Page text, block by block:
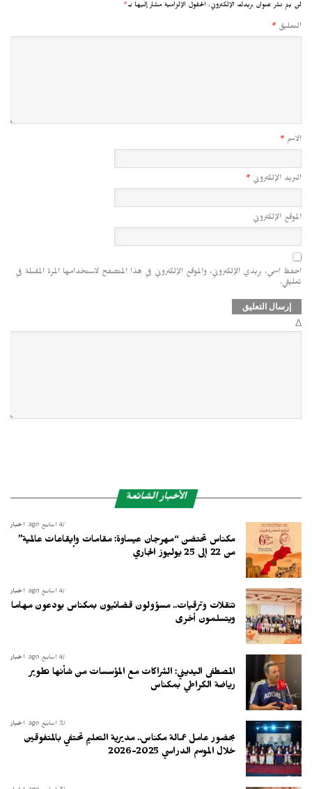
لن يتم نشر عنوان بريدك الإلكتروني. الحقول الإلزامية مشار إليها بـ*
التعليق *
الاسم *
البريد الإلكتروني *
الموقع الإلكتروني
احفظ اسمي، بريدي الإلكتروني، والموقع الإلكتروني في هذا المتصفح لاستخدامها المرة المقبلة في
تعليقي.
Δ
الأخبار الشائعة
أخبار 4 أسابيع ago
مكناس تحتضن “مهرجان عيساوة: مقامات وإيقاعات عالمية”
من 22 إلى 25 يوليوز الجاري
أخبار 4 أسابيع ago
تنقلات وترقيات.. مسؤولون قضائيون بمكناس يودعون مهاما
ويتسلمون أخرى
أخبار 4 أسابيع ago
المصطفى اليديني: الشراكات مع المؤسسات من شأنها تطوير
رياضة الكراطي بمكناس
أخبار 3 أسابيع ago
بحضور عامل عمالة مكناس.. مديرية التعليم تحتفي بالمتفوقين
خلال الموسم الدراسي 2025-2026